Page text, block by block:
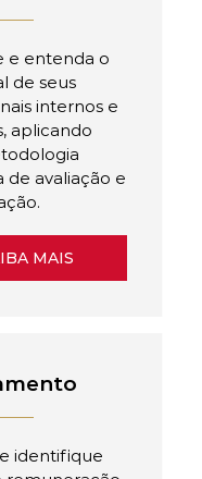
e entenda o
de seus
internos e
aplicando
de avaliação e
MAIS
identifique